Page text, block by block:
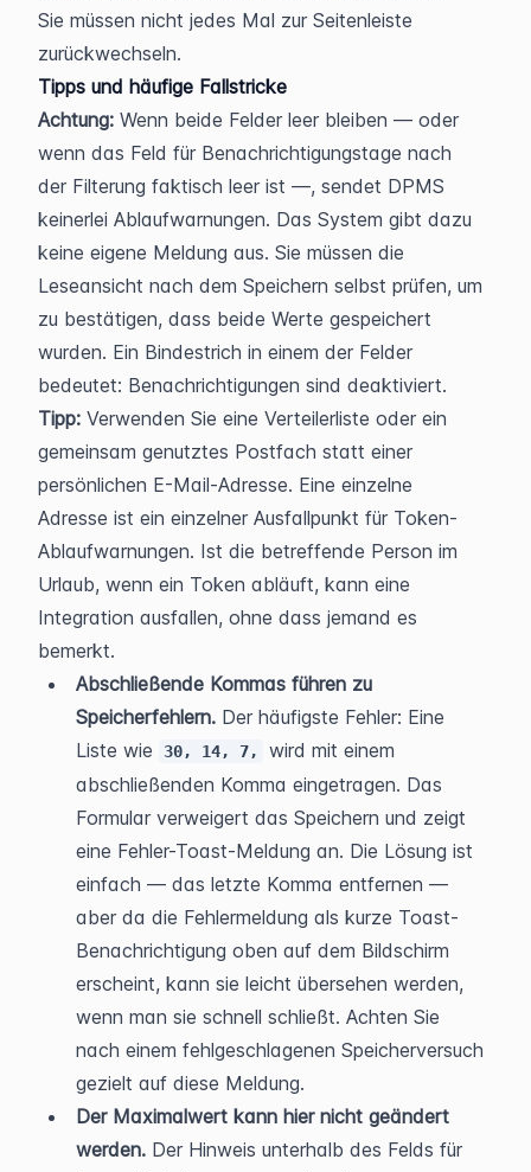
Sie müssen nicht jedes Mal zur Seitenleiste
zurückwechseln.
Tipps und häufige Fallstricke
Achtung: Wenn beide Felder leer bleiben — oder
wenn das Feld für Benachrichtigungstage nach
der Filterung faktisch leer ist —, sendet DPMS
keinerlei Ablaufwarnungen. Das System gibt dazu
keine eigene Meldung aus. Sie müssen die
Leseansicht nach dem Speichern selbst prüfen, um
zu bestätigen, dass beide Werte gespeichert
wurden. Ein Bindestrich in einem der Felder
bedeutet: Benachrichtigungen sind deaktiviert.
Tipp: Verwenden Sie eine Verteilerliste oder ein
gemeinsam genutztes Postfach statt einer
persönlichen E-Mail-Adresse. Eine einzelne
Adresse ist ein einzelner Ausfallpunkt für Token-
Ablaufwarnungen. Ist die betreffende Person im
Urlaub, wenn ein Token abläuft, kann eine
Integration ausfallen, ohne dass jemand es
bemerkt.
Abschließende Kommas führen zu
Speicherfehlern. Der häufigste Fehler: Eine
Liste wie
30, 14, 7,
wird mit einem
abschließenden Komma eingetragen. Das
Formular verweigert das Speichern und zeigt
eine Fehler-Toast-Meldung an. Die Lösung ist
einfach — das letzte Komma entfernen —
aber da die Fehlermeldung als kurze Toast-
Benachrichtigung oben auf dem Bildschirm
erscheint, kann sie leicht übersehen werden,
wenn man sie schnell schließt. Achten Sie
nach einem fehlgeschlagenen Speicherversuch
gezielt auf diese Meldung.
Der Maximalwert kann hier nicht geändert
werden. Der Hinweis unterhalb des Felds für